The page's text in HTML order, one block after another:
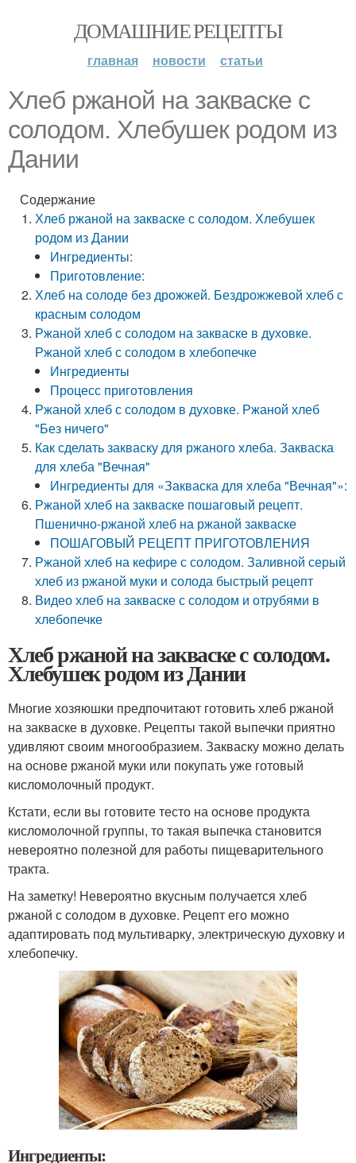
ДОМАШНИЕ РЕЦЕПТЫ
главная новости статьи
Хлеб ржаной на закваске с
солодом. Хлебушек родом из
Дании
Содержание
Хлеб ржаной на закваске с солодом. Хлебушек
родом из Дании
Ингредиенты:
Приготовление:
Хлеб на солоде без дрожжей. Бездрожжевой хлеб с
красным солодом
Ржаной хлеб с солодом на закваске в духовке.
Ржаной хлеб с солодом в хлебопечке
Ингредиенты
Процесс приготовления
Ржаной хлеб с солодом в духовке. Ржаной хлеб
"Без ничего"
Как сделать закваску для ржаного хлеба. Закваска
для хлеба "Вечная"
Ингредиенты для «Закваска для хлеба "Вечная"»:
Ржаной хлеб на закваске пошаговый рецепт.
Пшенично-ржаной хлеб на ржаной закваске
ПОШАГОВЫЙ РЕЦЕПТ ПРИГОТОВЛЕНИЯ
Ржаной хлеб на кефире с солодом. Заливной серый
хлеб из ржаной муки и солода быстрый рецепт
Видео хлеб на закваске с солодом и отрубями в
хлебопечке
Хлеб ржаной на закваске с солодом.
Хлебушек родом из Дании
Многие хозяюшки предпочитают готовить хлеб ржаной
на закваске в духовке. Рецепты такой выпечки приятно
удивляют своим многообразием. Закваску можно делать
на основе ржаной муки или покупать уже готовый
кисломолочный продукт.
Кстати, если вы готовите тесто на основе продукта
кисломолочной группы, то такая выпечка становится
невероятно полезной для работы пищеварительного
тракта.
На заметку! Невероятно вкусным получается хлеб
ржаной с солодом в духовке. Рецепт его можно
адаптировать под мультиварку, электрическую духовку и
хлебопечку.
Ингредиенты: